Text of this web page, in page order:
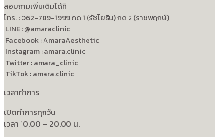
สอบถามเพิ่มเติมได้ที่
โทร. : 062-789-1999 กด 1 (รัชโยธิน) กด 2 (ราชพฤกษ์)
LINE : @amaraclinic
Facebook : AmaraAesthetic
Instagram : amara.clinic
Twitter : amara_clinic
TikTok : amara.clinic
เวลาทำการ
เปิดทำการทุกวัน
เวลา 10.00 – 20.00 น.